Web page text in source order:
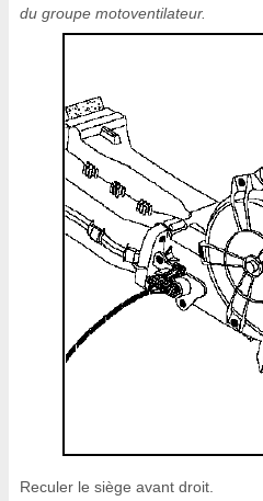
du groupe motoventilateur.
Reculer le siège avant droit.